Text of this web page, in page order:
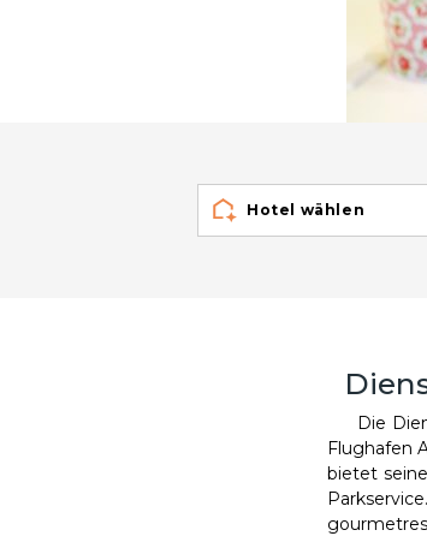
Hotel wählen
Die
Flughafen
bietet